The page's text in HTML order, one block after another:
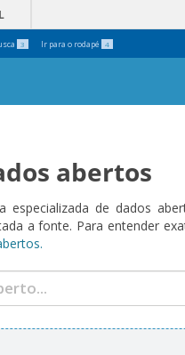
3 Ir para o rodapé 4
Ferramentas
Pessoais
abertos
especializada de dados
a fonte. Para entender